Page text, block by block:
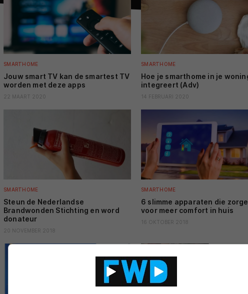
SMARTHOME
Jouw smart TV kan de smartest TV
worden met deze apps
22 MAART 2020
SMARTHOME
Hoe je smarthome in je
integreert (Adv)
14 FEBRUARI 2020
SMARTHOME
Steun de Nederlandse
Brandwonden Stichting en word
donateur
20 NOVEMBER 2018
SMARTHOME
6 slimme apparaten die
voor meer comfort in huis
16 OKTOBER 2018